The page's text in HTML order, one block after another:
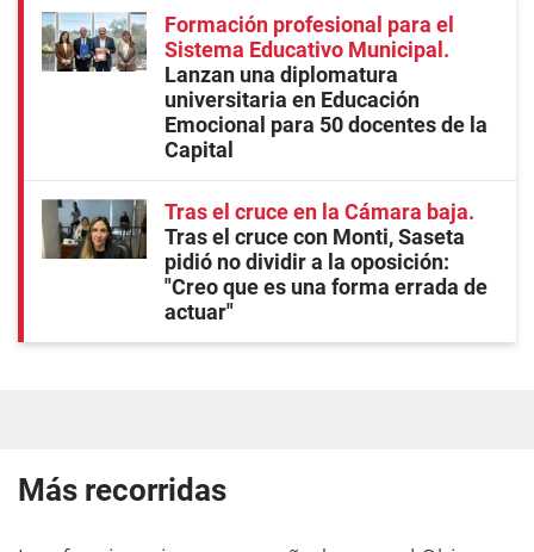
Formación profesional para el
Sistema Educativo Municipal
Lanzan una diplomatura
universitaria en Educación
Emocional para 50 docentes de la
Capital
Tras el cruce en la Cámara baja
Tras el cruce con Monti, Saseta
pidió no dividir a la oposición:
"Creo que es una forma errada de
actuar"
Más recorridas